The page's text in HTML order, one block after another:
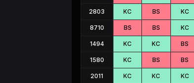
2803
8710
1494
1580
2011
KC BS KC
BS BS KC
KC KC BS
KC BS BS
KC KC KC